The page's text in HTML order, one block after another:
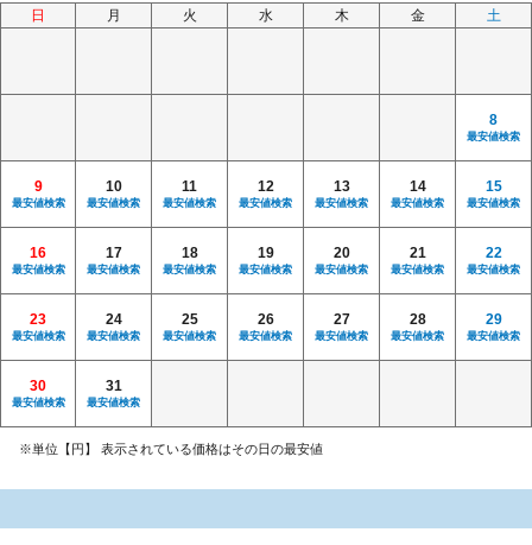
日 月 火 水 木 金 土
8
最安値検索
9
最安値検索
10
最安値検索
11
最安値検索
12
最安値検索
13
最安値検索
14
最安値検索
15
最安値検索
16
最安値検索
17
最安値検索
18
最安値検索
19
最安値検索
20
最安値検索
21
最安値検索
22
最安値検索
23
最安値検索
24
最安値検索
25
最安値検索
26
最安値検索
27
最安値検索
28
最安値検索
29
最安値検索
30
最安値検索
31
最安値検索
※単位【円】 表示されている価格はその日の最安値